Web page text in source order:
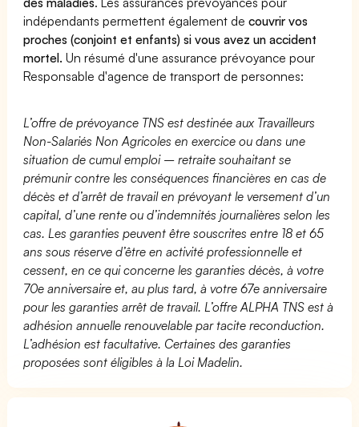
indépendants permettent également decouvrir vos
proches (conjoint et enfants) si vous avez un accident
mortel. Un résumé d'une assurance prévoyance pour
Responsable d'agence de transport de personnes:
L’offre de prévoyance TNS est destinée aux Travailleurs
Non-Salariés Non Agricoles en exercice ou dans une
situation de cumul emploi – retraite souhaitant se
prémunir contre les conséquences financières en cas de
décès et d’arrêt de travail en prévoyant le versement d’un
capital, d’une rente ou d’indemnités journalières selon les
cas. Les garanties peuvent être souscrites entre 18 et 65
ans sous réserve d’être en activité professionnelle et
cessent, en ce qui concerne les garanties décès, à votre
70e anniversaire et, au plus tard, à votre 67e anniversaire
pour les garanties arrêt de travail. L’offre ALPHA TNS est à
adhésion annuelle renouvelable par tacite reconduction.
L’adhésion est facultative. Certaines des garanties
proposées sont éligibles à la Loi Madelin.